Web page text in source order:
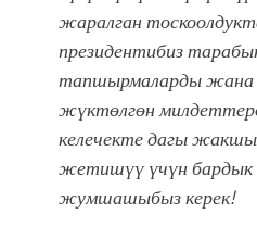
жаралган
президентибиз
тапшырмаларды
жүктөлгөн
келечекте дагы жакшы
жетишүү үчүн бардык
жумшашыбыз керек!